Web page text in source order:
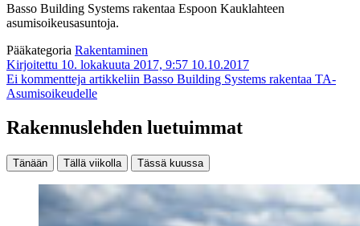
Basso Building Systems rakentaa Espoon Kauklahteen
asumisoikeusasuntoja.
Pääkategoria Rakentaminen
Kirjoitettu 10. lokakuuta 2017, 9:57 10.10.2017
Ei kommentteja artikkeliin Basso Building Systems rakentaa TA-
Asumisoikeudelle
Rakennuslehden luetuimmat
Tänään Tällä viikolla Tässä kuussa